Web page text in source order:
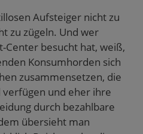
Aufsteiger nicht zu
zu zügeln. Und wer
Center besucht hat, weiß,
Konsumhorden sich
zusammensetzen, die
und eher ihre
durch bezahlbare
übersieht man